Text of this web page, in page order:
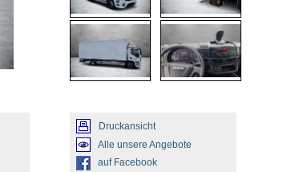
Druckansicht
Alle unsere Angebote
auf Facebook